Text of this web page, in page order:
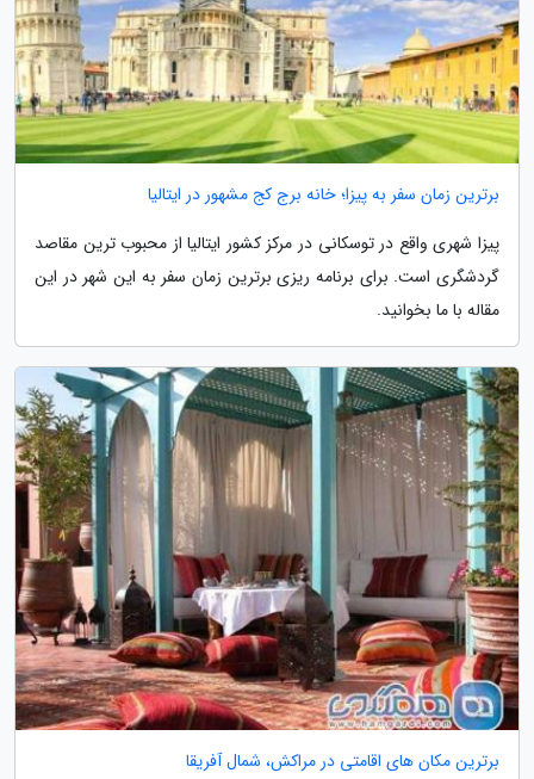
برترین زمان سفر به پیزا؛ خانه برج کج مشهور در ایتالیا
پیزا شهری واقع در توسکانی در مرکز کشور ایتالیا از محبوب ترین مقاصد
گردشگری است. برای برنامه ریزی برترین زمان سفر به این شهر در این
مقاله با ما بخوانید.
برترین مکان های اقامتی در مراکش، شمال آفریقا